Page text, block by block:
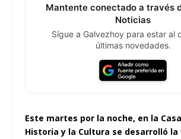
Mantente conectado a través
Noticias
Sígue a Galvezhoy para estar al
últimas novedades.
Este martes por la noche, en la
Historia y la Cultura se desarrolló